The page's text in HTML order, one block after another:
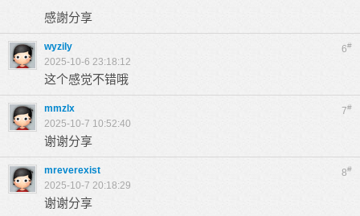
感謝分享
6#
wyzily
2025-10-6 23:18:12
这个感觉不错哦
7#
mmzlx
2025-10-7 10:52:40
谢谢分享
8#
mreverexist
2025-10-7 20:18:29
谢谢分享